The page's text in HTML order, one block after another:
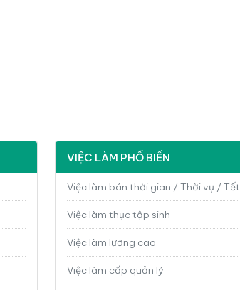
VIỆC LÀM PHỔ BIẾN
Việc làm bán thời gian / Thời vụ / Tết
Việc làm thục tập sinh
Việc làm lương cao
Việc làm cấp quản lý